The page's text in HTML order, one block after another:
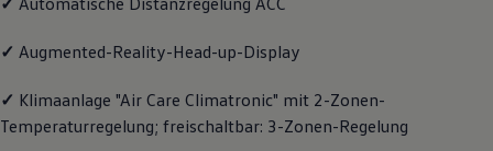
Motorenöl und Flüssigkeiten
Pannen- und Unfallhilfe
Volkswagen Teile
Zubehör
Modellspezifisches Zubehör
✓ Augmented-Reality-Head-up-Display
✓ Klimaanlage "Air Care Climatronic" mit 2-Zonen-
Temperaturregelung; freischaltbar: 3-Zonen-Regelung